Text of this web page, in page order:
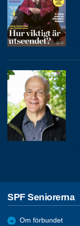
SPF Seniorerna
Om förbundet